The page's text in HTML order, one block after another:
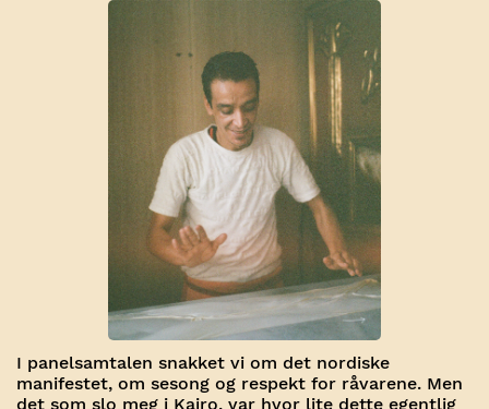
I panelsamtalen snakket vi om det nordiske
manifestet, om sesong og respekt for råvarene. Men
det som slo meg i Kairo, var hvor lite dette egentlig